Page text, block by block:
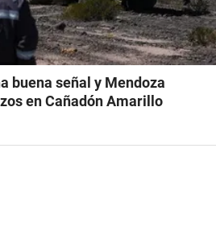
buena señal y Mendoza
en Cañadón Amarillo